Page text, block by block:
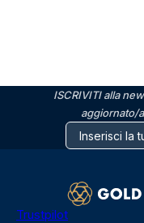
ISCRIVITI alla
aggiornato/
Trustpilot